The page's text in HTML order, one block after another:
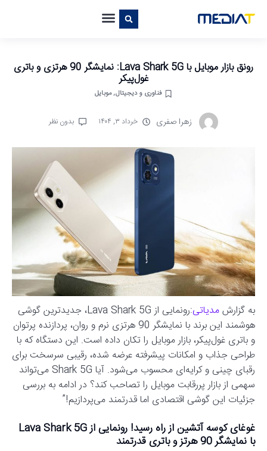
رونق بازار موبایل با Lava Shark 5G: نمایشگر 90 هرتزی و باتری
غول‌پیکر
فناوری و دیجیتال,موبایل
زهرا صفری خرداد ۳, ۱۴۰۴ بدون نظر
به گزارشمدیاتی
:رونمایی از Lava Shark 5G، جدیدترین گوشی
هوشمند این برند با نمایشگر 90 هرتزی نرم و روان، پردازنده پرتوان
و باتری غول‌پیکر، بازار موبایل را تکان داده است. این دستگاه که با
طراحی جذاب و امکانات پیشرفته عرضه شده، رقیبی سرسخت برای
رقبای چینی و کرایه‌ای محسوب می‌شود. آیا Shark 5G می‌تواند
سهمی از بازار پررقابت موبایل را تصاحب کند؟ در ادامه به بررسی
جزئیات این گوشی اقتصادی اما قدرتمند می‌پردازیم!”
غوغای کوسه آتشین از راه رسید! رونمایی از Lava Shark 5G
با نمایشگر 90 هرتز و باتری قدرتمند